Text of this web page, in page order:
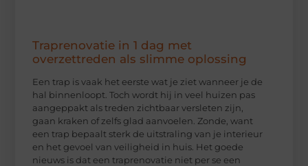
Traprenovatie in 1 dag met
overzettreden als slimme oplossing
Een trap is vaak het eerste wat je ziet wanneer je de
hal binnenloopt. Toch wordt hij in veel huizen pas
aangeppakt als treden zichtbaar versleten zijn,
gaan kraken of zelfs glad aanvoelen. Zonde, want
een trap bepaalt sterk de uitstraling van je interieur
en het gevoel van veiligheid in huis. Het goede
nieuws is dat een traprenovatie niet per se een